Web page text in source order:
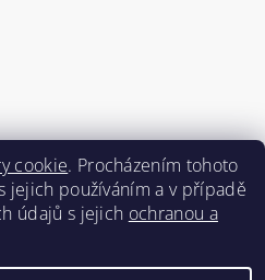
cookie. Procházením tohoto
jejich používáním a v případě
údajů s jejich ochranou a